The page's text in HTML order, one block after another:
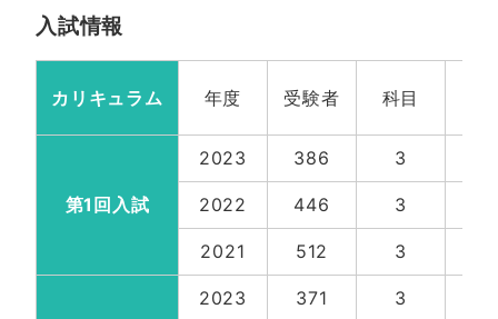
入試情報
カリキュラム 年度 受験者 科目
第1回入試
2023 386 3
2022 446 3
2021 512 3
2023 371 3